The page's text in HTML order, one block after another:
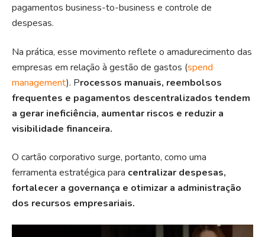
pagamentos business-to-business e controle de
despesas.
Na prática, esse movimento reflete o amadurecimento das
empresas em relação à gestão de gastos (spend
management). Processos manuais, reembolsos
frequentes e pagamentos descentralizados tendem
a gerar ineficiência, aumentar riscos e reduzir a
visibilidade financeira.
O cartão corporativo surge, portanto, como uma
ferramenta estratégica para centralizar despesas,
fortalecer a governança e otimizar a administração
dos recursos empresariais.